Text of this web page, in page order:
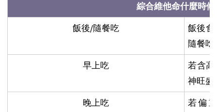
綜合維他命什麼時候
飯後/隨餐吃
飯後食
隨餐吃
早上吃
若含
神旺盛
晚上吃
若偏